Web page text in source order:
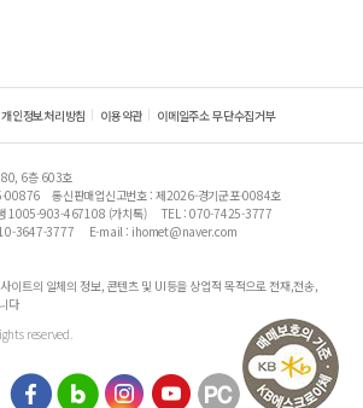
개인정보처리방침 이용약관 이메일주소 무단수집거부
80, 6층 603호
00876
통신판매업신고번호 : 제2026-경기군포-0084호
1005-903-467108 (가치톡)
TEL : 070-7425-3777
3647-3777 E-mail : ihomet@naver.com
이트의 일체의 정보, 콘텐츠 및 UI등을 상업적 목적으로 전재,전송,
다
reserved.